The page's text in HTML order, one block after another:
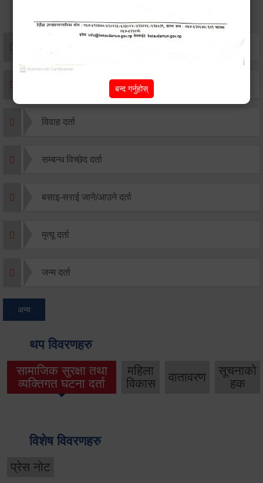
संस्था दर्ता सिफारिस
एकिकृत सम्पत्ति कर/घर जग्गा कर
विवाह दर्ता
सम्बन्ध विच्छेद दर्ता
बसाइ-सराई जाने/आउने दर्ता
मृत्यू दर्ता
जन्म दर्ता
अन्य
थप विवरणहरु
सामाजिक सुरक्षा तथा
व्यक्तिगत घटना दर्ता
महिला
विकास
वातावरण
सूचनाको
हक
विशेष विवरणहरु
प्रेस नोट
बन्द गर्नुहोस्